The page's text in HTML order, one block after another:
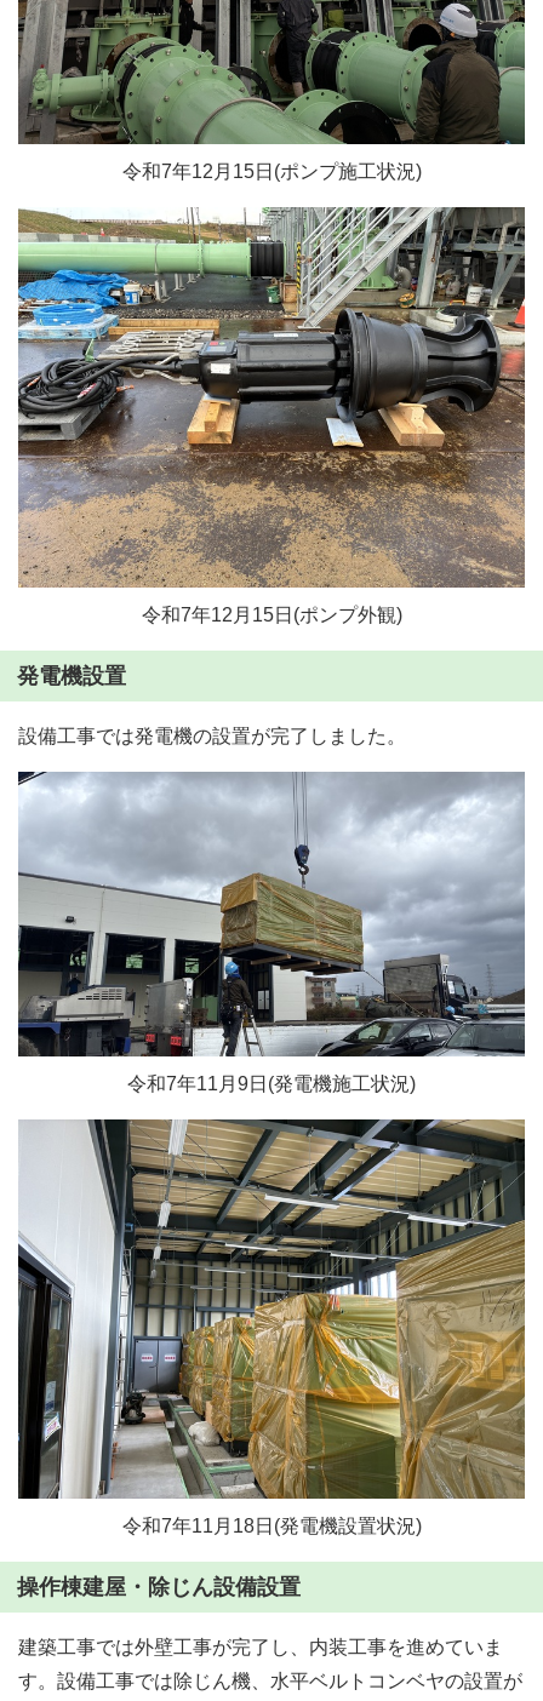
令和7年12月15日(ポンプ施工状況)
令和7年12月15日(ポンプ外観)
発電機設置
設備工事では発電機の設置が完了しました。
令和7年11月9日(発電機施工状況)
令和7年11月18日(発電機設置状況)
操作棟建屋・除じん設備設置
建築工事では外壁工事が完了し、内装工事を進めていま
す。設備工事では除じん機、水平ベルトコンベヤの設置が